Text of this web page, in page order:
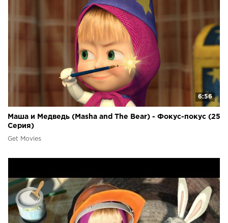
6:56
Маша и Медведь (Masha and The Bear) - Фокус-покус (25
Серия)
Get Movies